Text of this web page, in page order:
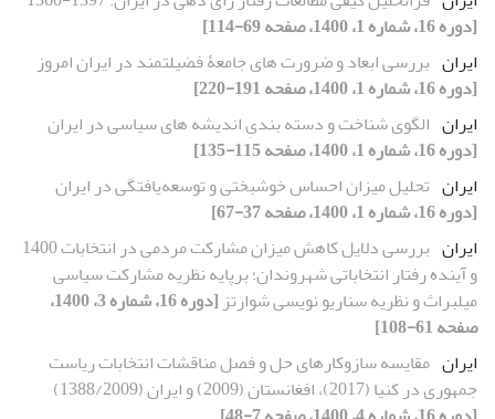
[دوره 16، شماره 1، 1400، صفحه 69-114]
ایران بررسی ابعاد و ضرورت های جامعۀ فضیلتمند در ایران امروز
[دوره 16، شماره 1، 1400، صفحه 191-220]
ایران الگوی شناخت و دسته بندیِ اندیشه های سیاسی در ایران
[دوره 16، شماره 1، 1400، صفحه 115-135]
ایران تحلیل میزان احساس خوشبختی و توسعه‌یافتگی در ایران
[دوره 16، شماره 1، 1400، صفحه 37-67]
ایران
بررسی دلایل کاهش میزان مشارکت مردمی در انتخابات 1400
و آینده رفتار انتخاباتی شهروندان؛ برپایه نظریه مشارکت سیاسی
میلبراث و نظریه سناریو نویسی شوارتز
[دوره 16، شماره 3، 1400،
صفحه 61-108]
ایران مقایسه سازوکارهای حل و فصل مناقشات انتخابات ریاست
جمهوری در کنیا (2017)، افغانستان (2009) و ایران (1388/2009)